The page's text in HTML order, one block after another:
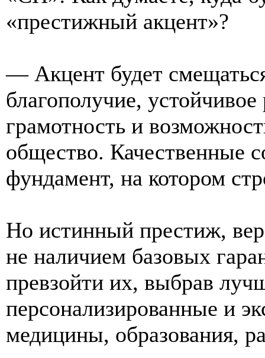
«престижный акцент»?
— Акцент будет
благополучие,
грамотность и
общество. Качественные
фундамент, на котором
Но истинный престиж,
не наличием базовых
превзойти их, выбрав
персонализированные и
медицины, образования,